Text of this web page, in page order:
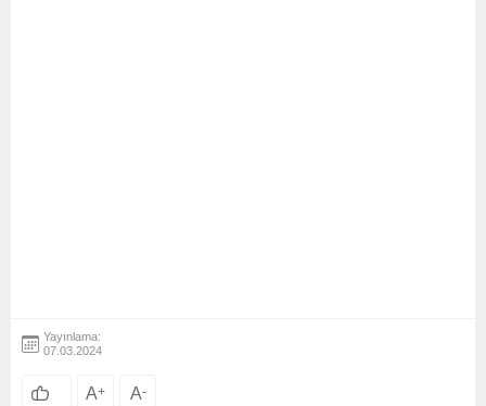
Yayınlama:
07.03.2024
A+ A-